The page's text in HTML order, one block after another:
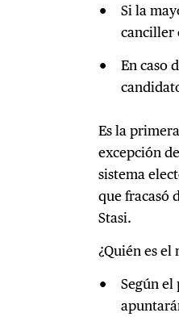
Si la
canciller
En caso
Es la
excepción
sistema
que fracasó
Stasi.
¿Quién es el
Según